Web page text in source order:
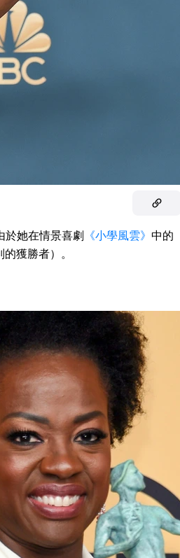
於她在情景喜劇 《小學風雲》 中的
獲勝者）。